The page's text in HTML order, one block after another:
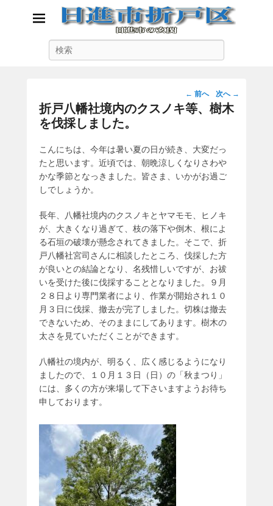
日進市折戸区
投
稿
ゲ
ー
シ
← 前へ 次へ →
折戸八幡社境内のクスノキ等、樹木
を伐採しました。
こんにちは、今年は暑い夏の日が続き、大変だっ
たと思います。近頃では、朝晩涼しくなりさわや
かな季節となっきました。皆さま、いかがお過ご
しでしょうか。
長年、八幡社境内のクスノキとヤマモモ、ヒノキ
が、大きくなり過ぎて、枝の落下や倒木、根によ
る石垣の破壊が懸念されてきました。そこで、折
戸八幡社宮司さんに相談したところ、伐採した方
が良いとの結論となり、名残惜しいですが、お祓
いを受けた後に伐採することとなりました。９月
２８日より専門業者により、作業が開始され１０
月３日に伐採、撤去が完了しました。切株は撤去
できないため、そのままにしてあります。樹木の
太さを見ていただくことができます。
八幡社の境内が、明るく、広く感じるようになり
ましたので、１０月１３日（日）の「秋まつり」
には、多くの方が来場して下さいますようお待ち
申しております。